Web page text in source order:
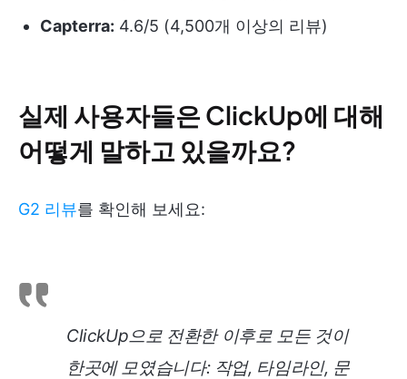
Capterra: 4.6/5 (4,500개 이상의 리뷰)
실제 사용자들은 ClickUp에 대해
어떻게 말하고 있을까요?
G2 리뷰를 확인해 보세요:
ClickUp으로 전환한 이후로 모든 것이
한곳에 모였습니다: 작업, 타임라인, 문